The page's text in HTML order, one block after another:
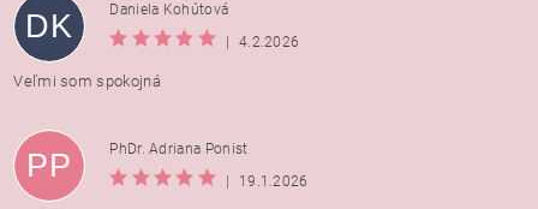
DK
Daniela Kohútová
|
4.2.2026
Veľmi som spokojná
PP
PhDr. Adriana Ponist
|
19.1.2026